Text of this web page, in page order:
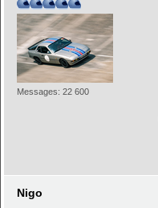
Messages: 22 600
Nigo